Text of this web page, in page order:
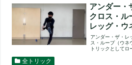
アンダー・
クロス・ル
レッグ・ウ
Leg Roll
アンダー・ザ・レ
ス・ループ（ウネ
トリックとしてロ
全トリック